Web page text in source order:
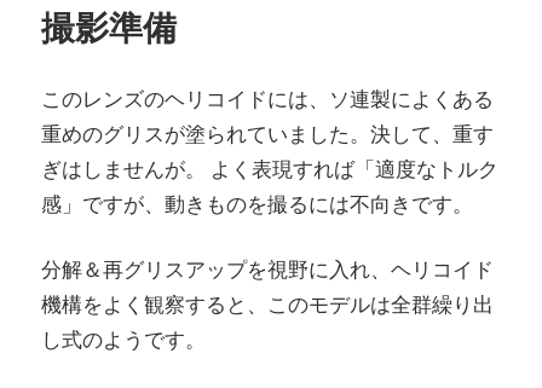
撮影準備
このレンズのヘリコイドには、ソ連製によくある
重めのグリスが塗られていました。決して、重す
ぎはしませんが。 よく表現すれば「適度なトルク
感」ですが、動きものを撮るには不向きです。
分解＆再グリスアップを視野に入れ、ヘリコイド
機構をよく観察すると、このモデルは全群繰り出
し式のようです。